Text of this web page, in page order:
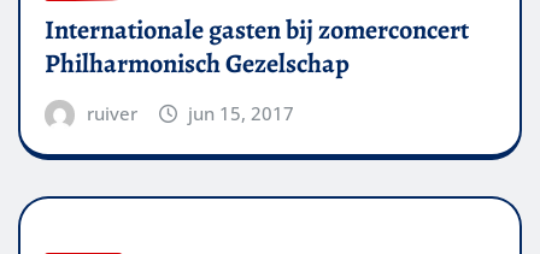
Internationale gasten bij zomerconcert
Philharmonisch Gezelschap
ruiver jun 15, 2017